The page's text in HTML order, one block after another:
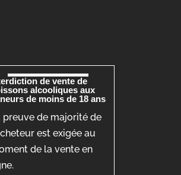
de vente de
alcooliques aux
de moins de 18 ans
preuve de majorité de
est exigée au
de la vente en